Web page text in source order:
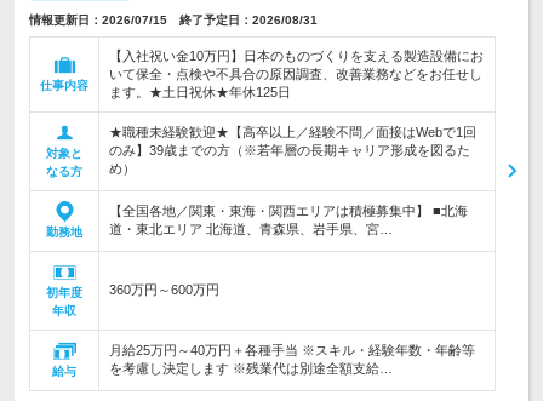
情報更新日：2026/07/15 終了予定日：2026/08/31
仕事内容
【入社祝い金10万円】日本のものづくりを支える製造設備にお
いて保全・点検や不具合の原因調査、改善業務などをお任せし
ます。★土日祝休★年休125日
対象と
なる方
★職種未経験歓迎★【高卒以上／経験不問／面接はWebで1回
のみ】39歳までの方（※若年層の長期キャリア形成を図るた
め）
勤務地
【全国各地／関東・東海・関西エリアは積極募集中】 ■北海
道・東北エリア 北海道、青森県、岩手県、宮…
初年度
年収
360万円～600万円
給与
月給25万円～40万円＋各種手当 ※スキル・経験年数・年齢等
を考慮し決定します ※残業代は別途全額支給…